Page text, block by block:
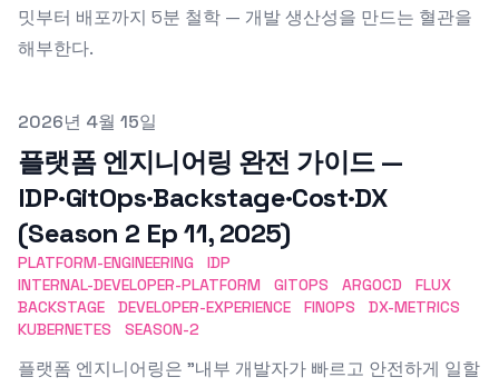
밋부터 배포까지 5분 철학 — 개발 생산성을 만드는 혈관을
해부한다.
Published on
2026년 4월 15일
플랫폼 엔지니어링 완전 가이드 —
IDP·GitOps·Backstage·Cost·DX
(Season 2 Ep 11, 2025)
PLATFORM-ENGINEERING
IDP
INTERNAL-DEVELOPER-PLATFORM
GITOPS ARGOCD
FLUX
BACKSTAGE
DEVELOPER-EXPERIENCE FINOPS
DX-METRICS
KUBERNETES
SEASON-2
플랫폼 엔지니어링은 "내부 개발자가 빠르고 안전하게 일할